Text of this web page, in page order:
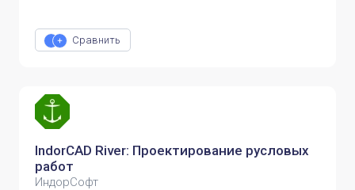
Сравнить
IndorCAD River: Проектирование русловых
работ
ИндорСофт